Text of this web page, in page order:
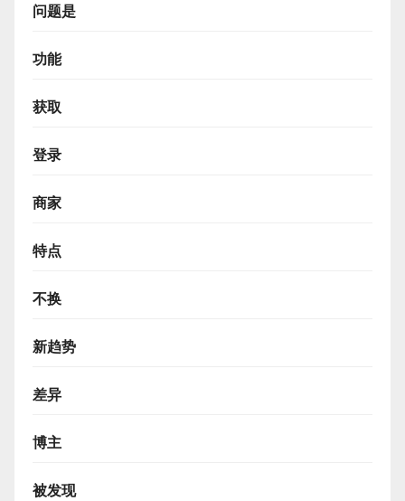
问题是
功能
获取
登录
商家
特点
不换
新趋势
差异
博主
被发现